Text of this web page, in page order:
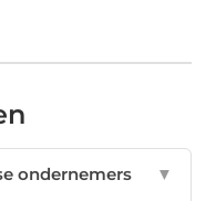
ondernemers
▼